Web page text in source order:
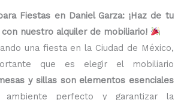
Fiestas en Daniel Garza: ¡Haz de tu
nuestro alquiler de mobiliario!
una fiesta en la Ciudad de México,
que es elegir el mobiliario
y sillas son elementos esenciales
perfecto y garantizar la